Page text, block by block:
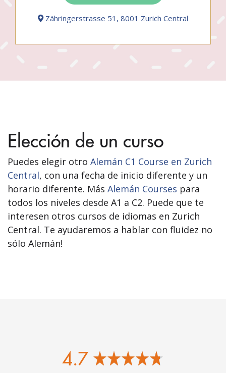
Zähringerstrasse 51, 8001 Zurich Central
Elección de un curso
Puedes elegir otro Alemán C1 Course en Zurich
Central, con una fecha de inicio diferente y un
horario diferente. Más Alemán Courses para
todos los niveles desde A1 a C2. Puede que te
interesen otros cursos de idiomas en Zurich
Central. Te ayudaremos a hablar con fluidez no
sólo Alemán!
4.7